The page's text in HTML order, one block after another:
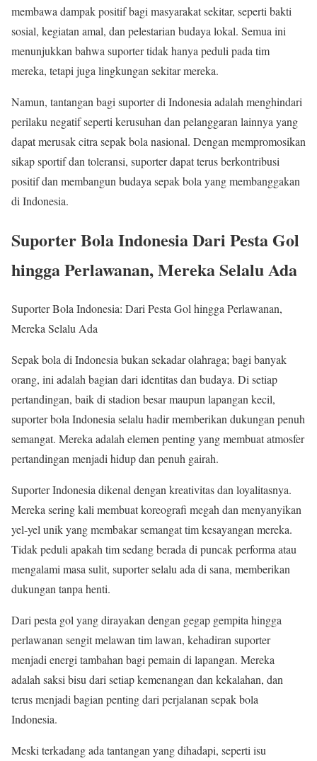
membawa dampak positif bagi masyarakat sekitar, seperti bakti
sosial, kegiatan amal, dan pelestarian budaya lokal. Semua ini
menunjukkan bahwa suporter tidak hanya peduli pada tim
mereka, tetapi juga lingkungan sekitar mereka.
Namun, tantangan bagi suporter di Indonesia adalah menghindari
perilaku negatif seperti kerusuhan dan pelanggaran lainnya yang
dapat merusak citra sepak bola nasional. Dengan mempromosikan
sikap sportif dan toleransi, suporter dapat terus berkontribusi
positif dan membangun budaya sepak bola yang membanggakan
di Indonesia.
Suporter Bola Indonesia Dari Pesta Gol
hingga Perlawanan, Mereka Selalu Ada
Suporter Bola Indonesia: Dari Pesta Gol hingga Perlawanan,
Mereka Selalu Ada
Sepak bola di Indonesia bukan sekadar olahraga; bagi banyak
orang, ini adalah bagian dari identitas dan budaya. Di setiap
pertandingan, baik di stadion besar maupun lapangan kecil,
suporter bola Indonesia selalu hadir memberikan dukungan penuh
semangat. Mereka adalah elemen penting yang membuat atmosfer
pertandingan menjadi hidup dan penuh gairah.
Suporter Indonesia dikenal dengan kreativitas dan loyalitasnya.
Mereka sering kali membuat koreografi megah dan menyanyikan
yel-yel unik yang membakar semangat tim kesayangan mereka.
Tidak peduli apakah tim sedang berada di puncak performa atau
mengalami masa sulit, suporter selalu ada di sana, memberikan
dukungan tanpa henti.
Dari pesta gol yang dirayakan dengan gegap gempita hingga
perlawanan sengit melawan tim lawan, kehadiran suporter
menjadi energi tambahan bagi pemain di lapangan. Mereka
adalah saksi bisu dari setiap kemenangan dan kekalahan, dan
terus menjadi bagian penting dari perjalanan sepak bola
Indonesia.
Meski terkadang ada tantangan yang dihadapi, seperti isu